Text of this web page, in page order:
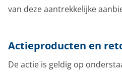
van deze aantrekkelijke
Actieproducten en
De actie is geldig op